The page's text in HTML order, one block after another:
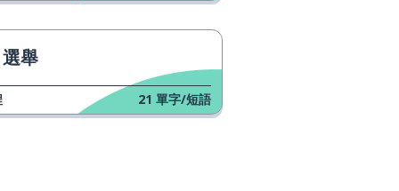
選舉
21 單字/短語